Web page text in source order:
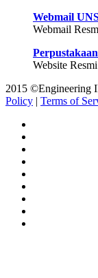
Webmail
Webmail
Website
2015 ©Engineering
Policy | Terms of